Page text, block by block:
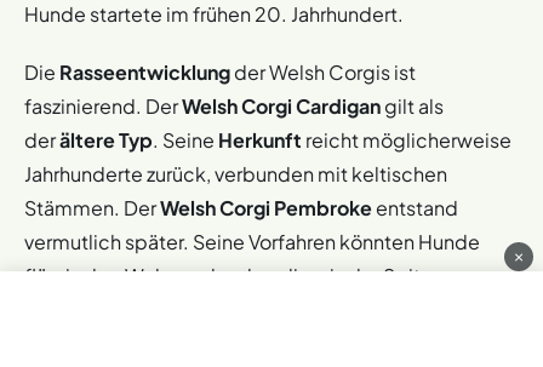
Hunde startete im frühen 20. Jahrhundert.
Die Rasseentwicklungder Welsh Corgis ist
faszinierend. DerWelsh Corgi Cardigangilt als
derältere Typ. Seine Herkunft reicht möglicherweise
Jahrhunderte zurück, verbunden mit keltischen
Stämmen. DerWelsh Corgi Pembrokeentstand
vermutlich später. Seine Vorfahren könnten Hunde
flämischer Weber oder skandinavische Spitze
×